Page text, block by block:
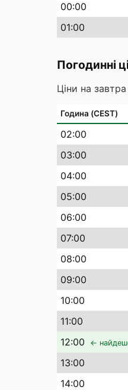
00:00
01:00
Погодинні
Ціни на
Година (CEST)
02:00
03:00
04:00
05:00
06:00
07:00
08:00
09:00
10:00
11:00
12:00 ←
13:00
14:00